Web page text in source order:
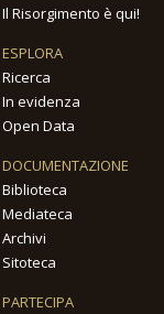
Il Risorgimento è qui!
ESPLORA
Ricerca
In evidenza
Open Data
DOCUMENTAZIONE
Biblioteca
Mediateca
Archivi
Sitoteca
PARTECIPA